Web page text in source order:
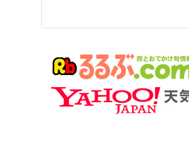
クロバネキノコバエ
生につきまして
いつも当温泉をご利用く
ことにありがとうござい